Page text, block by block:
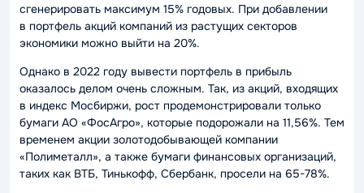
сгенерировать максимум 15% годовых. При добавлении
в портфель акций компаний из растущих секторов
экономики можно выйти на 20%.
Однако в 2022 году вывести портфель в прибыль
оказалось делом очень сложным. Так, из акций, входящих
в индекс Мосбиржи, рост продемонстрировали только
бумаги АО «ФосАгро», которые подорожали на 11,56%. Тем
временем акции золотодобывающей компании
«Полиметалл», а также бумаги финансовых организаций,
таких как ВТБ, Тинькофф, Сбербанк, просели на 65-78%.